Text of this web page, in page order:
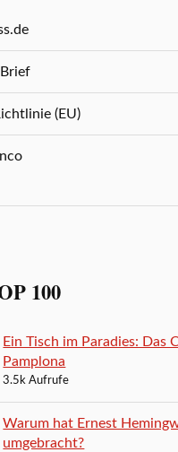
(EU)
100
Ein Tisch im Paradies: Das
Pamplona
3.5k Aufrufe
Warum hat Ernest
umgebracht?